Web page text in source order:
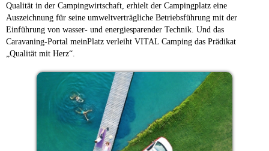
Qualität in der Campingwirtschaft, erhielt der Campingplatz eine
Auszeichnung für seine umweltverträgliche Betriebsführung mit der
Einführung von wasser- und energiesparender Technik. Und das
Caravaning-Portal meinPlatz verleiht VITAL Camping das Prädikat
„Qualität mit Herz“.